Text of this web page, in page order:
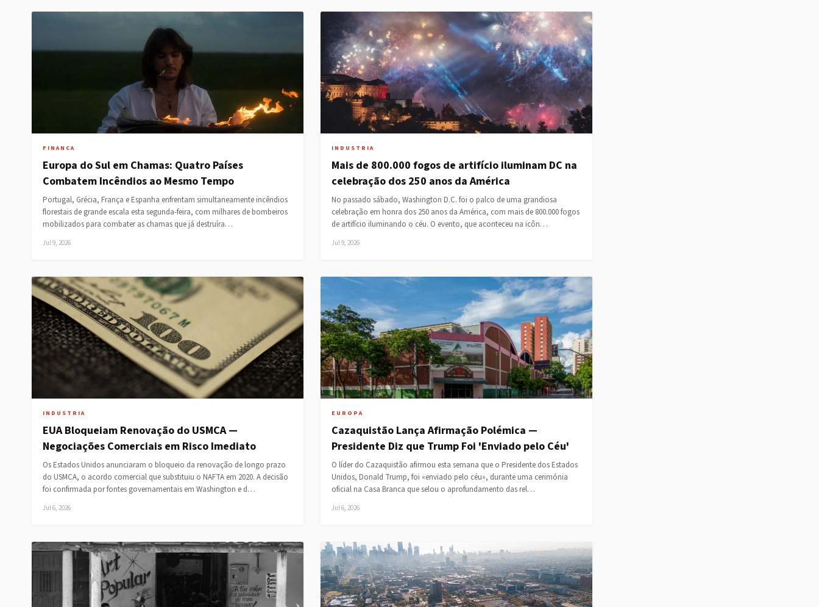
FINANCA
Europa do Sul em Chamas: Quatro Países
Combatem Incêndios ao Mesmo Tempo
Portugal, Grécia, França e Espanha enfrentam simultaneamente incêndios
florestais de grande escala esta segunda-feira, com milhares de bombeiros
mobilizados para combater as chamas que já destruíra…
Jul 9, 2026
INDUSTRIA
Mais de 800.000 fogos de artifício iluminam DC na
celebração dos 250 anos da América
No passado sábado, Washington D.C. foi o palco de uma grandiosa
celebração em honra dos 250 anos da América, com mais de 800.000 fogos
de artifício iluminando o céu. O evento, que aconteceu na icôn…
Jul 9, 2026
INDUSTRIA
EUA Bloqueiam Renovação do USMCA —
Negociações Comerciais em Risco Imediato
Os Estados Unidos anunciaram o bloqueio da renovação de longo prazo
do USMCA, o acordo comercial que substituiu o NAFTA em 2020. A decisão
foi confirmada por fontes governamentais em Washington e d…
Jul 6, 2026
EUROPA
Cazaquistão Lança Afirmação Polémica —
Presidente Diz que Trump Foi 'Enviado pelo Céu'
O líder do Cazaquistão afirmou esta semana que o Presidente dos Estados
Unidos, Donald Trump, foi «enviado pelo céu», durante uma cerimónia
oficial na Casa Branca que selou o aprofundamento das rel…
Jul 6, 2026